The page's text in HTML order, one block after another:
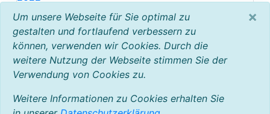
(c)Michael Schaefer, Kassel
2022
Föderverein
Ihringshausen
Um unsere Webseite für Sie optimal zu
gestalten und fortlaufend verbessern zu
können, verwenden wir Cookies. Durch die
weitere Nutzung der Webseite stimmen Sie der
Verwendung von Cookies zu.
Weitere Informationen zu Cookies erhalten Sie
×